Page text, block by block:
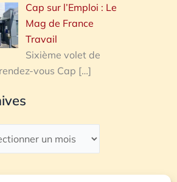
Cap sur l’Emploi : Le
Mag de France
Travail
Sixième volet de
vous Cap […]